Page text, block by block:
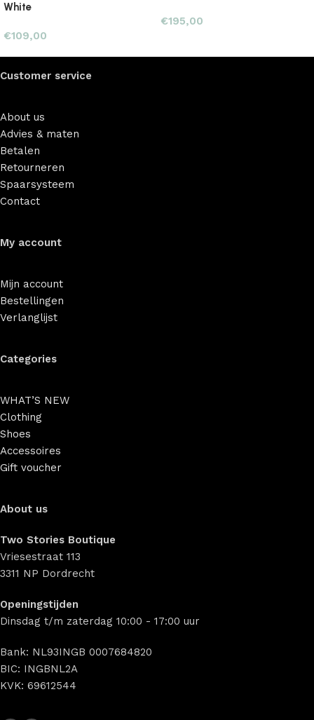
White
€109,00
€195,00
Customer service
About us
Advies & maten
Betalen
Retourneren
Spaarsysteem
Contact
My account
Mijn account
Bestellingen
Verlanglijst
Categories
WHAT’S NEW
Clothing
Shoes
Accessoires
Gift voucher
About us
Two Stories Boutique
Vriesestraat 113
3311 NP Dordrecht
Openingstijden
Dinsdag t/m zaterdag 10:00 - 17:00 uur
Bank: NL93INGB 0007684820
BIC: INGBNL2A
KVK: 69612544